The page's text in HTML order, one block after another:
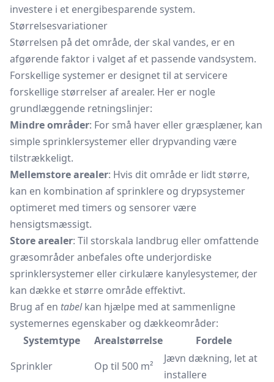
investere i et energibesparende system.
Størrelsesvariationer
Størrelsen på det område, der skal vandes, er en
afgørende faktor i valget af et passende vandsystem.
Forskellige systemer er designet til at servicere
forskellige størrelser af arealer. Her er nogle
grundlæggende retningslinjer:
Mindre områder: For små haver eller græsplæner, kan
simple sprinklersystemer eller drypvanding være
tilstrækkeligt.
Mellemstore arealer: Hvis dit område er lidt større,
kan en kombination af sprinklere og drypsystemer
optimeret med timers og sensorer være
hensigtsmæssigt.
Store arealer: Til storskala landbrug eller omfattende
græsområder anbefales ofte underjordiske
sprinklersystemer eller cirkulære kanylesystemer, der
kan dække et større område effektivt.
Brug af en tabelkan hjælpe med at sammenligne
systemernes egenskaber og dækkeområder:
Systemtype
Arealstørrelse
Fordele
Sprinkler
Op til 500 m²
Jævn dækning, let at
installere